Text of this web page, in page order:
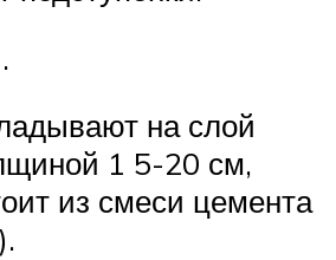
на слой
1 5-20 см,
из смеси цемента